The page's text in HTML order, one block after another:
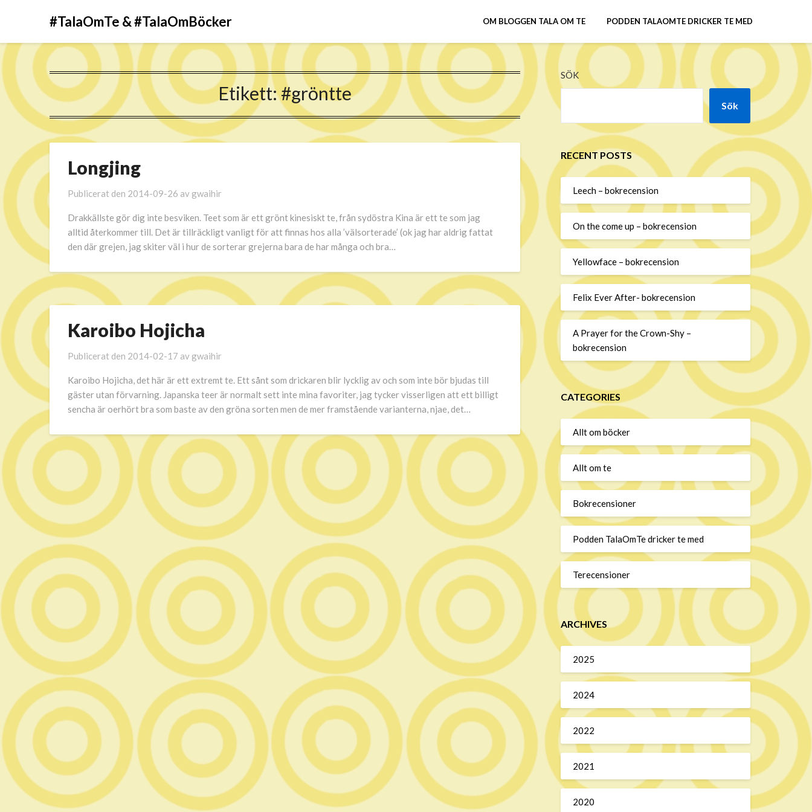
#TalaOmTe & #TalaOmBöcker OM BLOGGEN TALA OM TE PODDEN TALAOMTE DRICKER TE MED
Etikett:#gröntte
Longjing
Publicerat den 2014-09-26 av gwaihir
Drakkällste gör dig inte besviken. Teet som är ett grönt kinesiskt te, från sydöstra Kina är ett te som jag
alltid återkommer till. Det är tillräckligt vanligt för att finnas hos alla ’välsorterade’ (ok jag har aldrig fattat
den där grejen, jag skiter väl i hur de sorterar grejerna bara de har många och bra…
Karoibo Hojicha
Publicerat den 2014-02-17 av gwaihir
Karoibo Hojicha, det här är ett extremt te. Ett sånt som drickaren blir lycklig av och som inte bör bjudas till
gäster utan förvarning. Japanska teer är normalt sett inte mina favoriter, jag tycker visserligen att ett billigt
sencha är oerhört bra som baste av den gröna sorten men de mer framstående varianterna, njae, det…
SÖK
Sök
RECENT POSTS
Leech – bokrecension
On the come up – bokrecension
Yellowface – bokrecension
Felix Ever After- bokrecension
A Prayer for the Crown-Shy –
bokrecension
CATEGORIES
Allt om böcker
Allt om te
Bokrecensioner
Podden TalaOmTe dricker te med
Terecensioner
ARCHIVES
2025
2024
2022
2021
2020